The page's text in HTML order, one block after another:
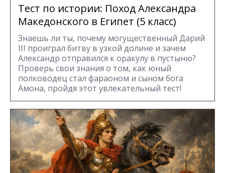
Тест по истории: Поход Александра
Македонского в Египет (5 класс)
Знаешь ли ты, почему могущественный Дарий
III проиграл битву в узкой долине и зачем
Александр отправился к оракулу в пустыню?
Проверь свои знания о том, как юный
полководец стал фараоном и сыном бога
Амона, пройдя этот увлекательный тест!